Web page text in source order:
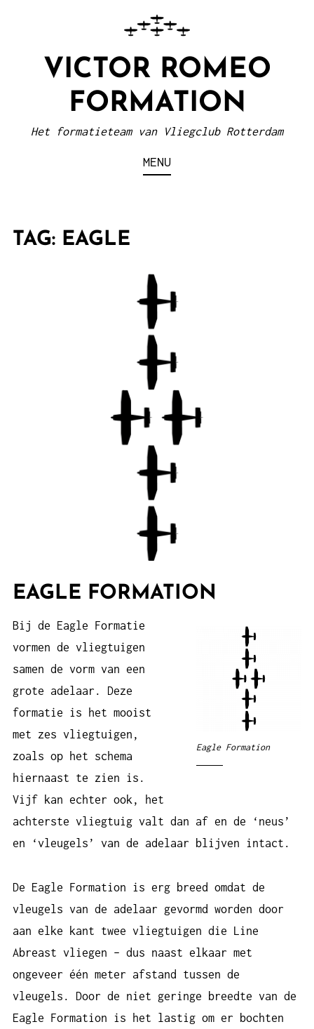
VICTOR ROMEO
FORMATION
Het formatieteam van Vliegclub Rotterdam
MENU
TAG: EAGLE
EAGLE FORMATION
Eagle Formation
Bij de Eagle Formatie
vormen de vliegtuigen
samen de vorm van een
grote adelaar. Deze
formatie is het mooist
met zes vliegtuigen,
zoals op het schema
hiernaast te zien is.
Vijf kan echter ook, het
achterste vliegtuig valt dan af en de ‘neus’
en ‘vleugels’ van de adelaar blijven intact.
De Eagle Formation is erg breed omdat de
vleugels van de adelaar gevormd worden door
aan elke kant twee vliegtuigen die Line
Abreast vliegen – dus naast elkaar met
ongeveer één meter afstand tussen de
vleugels. Door de niet geringe breedte van de
Eagle Formation is het lastig om er bochten